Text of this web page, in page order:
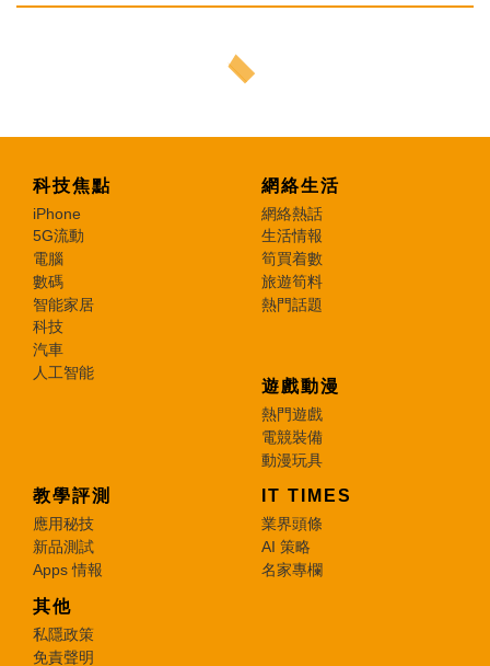
科技焦點
iPhone
5G流動
電腦
數碼
智能家居
科技
汽車
人工智能
網絡生活
網絡熱話
生活情報
筍買着數
旅遊筍料
熱門話題
遊戲動漫
熱門遊戲
電競裝備
動漫玩具
教學評測
應用秘技
新品測試
Apps 情報
IT TIMES
業界頭條
AI 策略
名家專欄
其他
私隱政策
免責聲明